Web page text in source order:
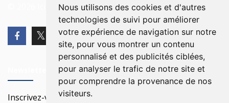
Nous utilisons des cookies et d'autres
technologies de suivi pour améliorer
votre expérience de navigation sur notre
site, pour vous montrer un contenu
personnalisé et des publicités ciblées,
pour analyser le trafic de notre site et
pour comprendre la provenance de nos
visiteurs.
© 2026 Ici Beyrouth. Tous les droits sont réservés.
Inscrivez-vous à notre Newsletter